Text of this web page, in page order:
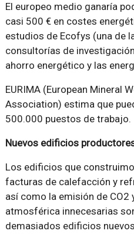
El europeo medio ganaría
casi 500 € en costes
estudios de Ecofys (una de
consultorías de
ahorro energético y las
EURIMA (European Mineral
Association) estima que
500.000 puestos de trabajo.
Nuevos edificios
Los edificios que
facturas de calefacción y
así como la emisión de CO2
atmosférica innecesarias
demasiados edificios